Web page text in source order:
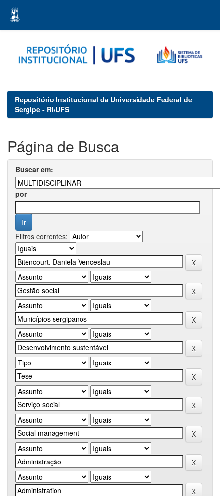
navigation
Repositório Institucional da Universidade Federal de
Sergipe - RI/UFS
Página de Busca
Buscar em:
por
Filtros correntes: